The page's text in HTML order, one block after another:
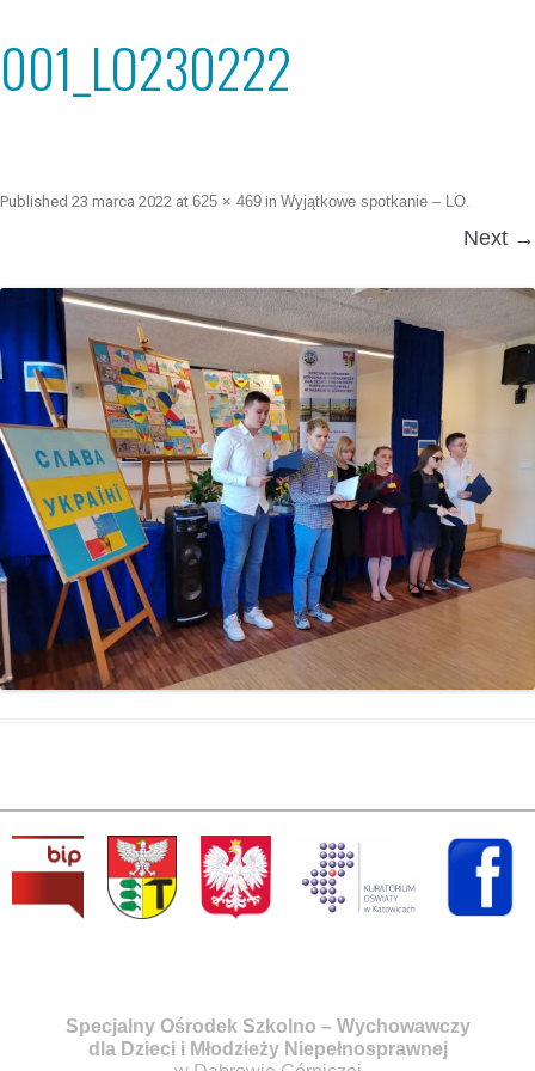
001_LO230222
Published 23 marca 2022 at 625 × 469 in Wyjątkowe spotkanie – LO.
Next →
Specjalny Ośrodek Szkolno – Wychowawczy
dla Dzieci i Młodzieży Niepełnosprawnej